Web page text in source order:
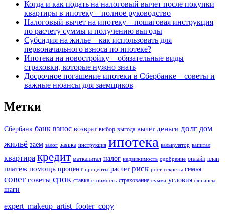
Когда и как подать на налоговый вычет после покупки
квартиры в ипотеку – полное руководство
Налоговый вычет на ипотеку – пошаговая инструкция
по расчету суммы и получению выгоды
Субсидия на жилье – как использовать для
первоначального взноса по ипотеке?
Ипотека на новостройку – обязательные виды
страховки, которые нужно знать
Досрочное погашение ипотеки в Сбербанке – советы и
важные нюансы для заемщиков
Метки
Сбербанк банк взнос возврат выбор выгода вычет деньги долг дом
жильё заем залог заявка инструкция ипотека калькулятор капитал
квартира кредит маткапитал налог недвижимость одобрение онлайн план
платеж помощь процент проценты расчет риск рост секреты семья
совет советы срок ставка стоимость страхование сумма условия финансы
шаги
expert_makeup_artist_footer_copy